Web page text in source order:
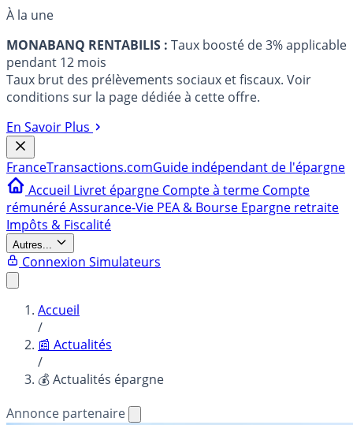
À la une
MONABANQ RENTABILIS : Taux boosté de 3% applicable
pendant 12 mois
Taux brut des prélèvements sociaux et fiscaux. Voir
conditions sur la page dédiée à cette offre.
En Savoir Plus
FranceTransactions.comGuide indépendant de l'épargne
Accueil Livret épargne Compte à terme Compte
rémunéréAssurance-Vie PEA & Bourse Epargne retraite
Impôts & Fiscalité
Autres...
Connexion Simulateurs
Accueil
/
📰 Actualités
/
💰 Actualités épargne
Annonce partenaire